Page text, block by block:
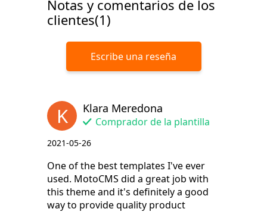
Notas y comentarios de los
clientes(1)
Escribe una reseña
K Klara Meredona
Comprador de la plantilla
2021-05-26
One of the best templates I've ever
used. MotoCMS did a great job with
this theme and it's definitely a good
way to provide quality product